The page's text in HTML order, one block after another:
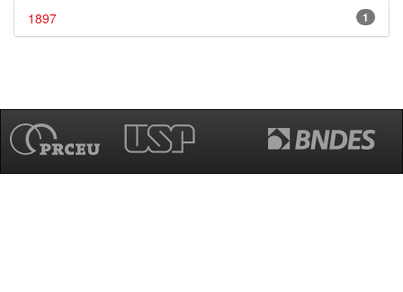
1
1897